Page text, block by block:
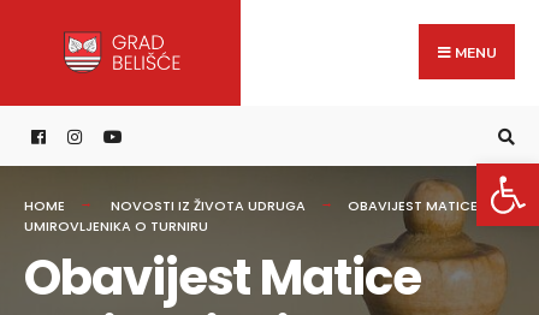
content
MENU
HOME NOVOSTI IZ ŽIVOTA UDRUGA
OBAVIJEST MATICE
UMIROVLJENIKA O TURNIRU
Obavijest Matice
for: